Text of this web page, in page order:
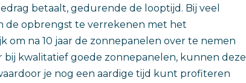
betaalt, gedurende de looptijd. Bij veel
de opbrengst te verrekenen met het
om na 10 jaar de zonnepanelen over te nemen
kwalitatief goede zonnepanelen, kunnen deze
je nog een aardige tijd kunt profiteren